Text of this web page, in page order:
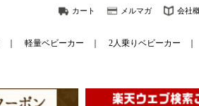
会社
メルマガ
カート
軽量ベビーカー 2人乗りベビーカー